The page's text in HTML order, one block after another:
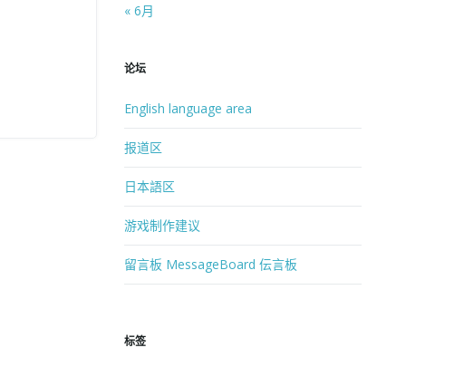
« 6月
论坛
English language area
报道区
日本語区
游戏制作建议
留言板 MessageBoard 伝言板
标签